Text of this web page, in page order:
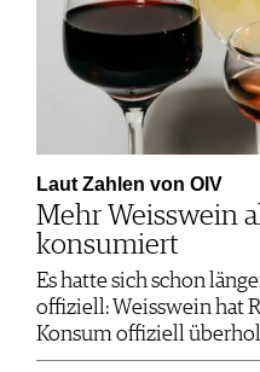
Laut Zahlen von OIV
Mehr Weisswein
konsumiert
Es hatte sich schon
offiziell: Weisswein hat
Konsum offiziell